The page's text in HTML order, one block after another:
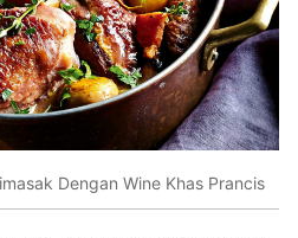
Dengan Wine Khas Prancis